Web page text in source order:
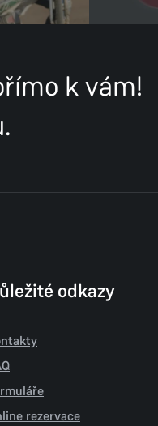
k vám!
odkazy
rezervace